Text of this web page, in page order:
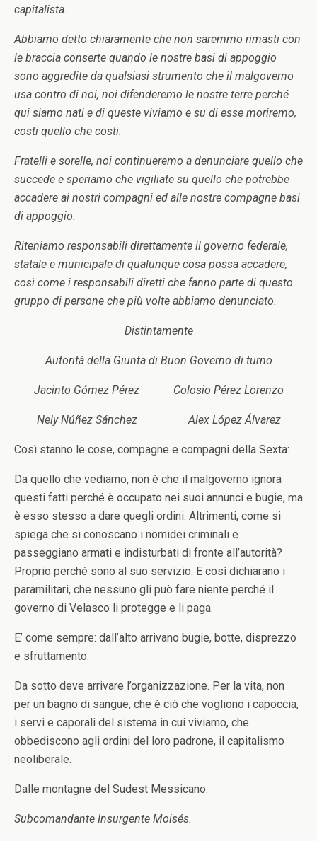
capitalista.
Abbiamo detto chiaramente che non saremmo rimasti con
le braccia conserte quando le nostre basi di appoggio
sono aggredite da qualsiasi strumento che il malgoverno
usa contro di noi, noi difenderemo le nostre terre perché
qui siamo nati e di queste viviamo e su di esse moriremo,
costi quello che costi.
Fratelli e sorelle, noi continueremo a denunciare quello che
succede e speriamo che vigiliate su quello che potrebbe
accadere ai nostri compagni ed alle nostre compagne basi
di appoggio.
Riteniamo responsabili direttamente il governo federale,
statale e municipale di qualunque cosa possa accadere,
così come i responsabili diretti che fanno parte di questo
gruppo di persone che più volte abbiamo denunciato.
Distintamente
Autorità della Giunta di Buon Governo di turno
Jacinto Gómez Pérez Colosio Pérez Lorenzo
Nely Núñez Sánchez Alex López Álvarez
Così stanno le cose, compagne e compagni della Sexta:
Da quello che vediamo, non è che il malgoverno ignora
questi fatti perché è occupato nei suoi annunci e bugie, ma
è esso stesso a dare quegli ordini. Altrimenti, come si
spiega che si conoscano i nomidei criminali e
passeggiano armati e indisturbati di fronte all’autorità?
Proprio perché sono al suo servizio. E così dichiarano i
paramilitari, che nessuno gli può fare niente perché il
governo di Velasco li protegge e li paga.
E’ come sempre: dall’alto arrivano bugie, botte, disprezzo
e sfruttamento.
Da sotto deve arrivare l’organizzazione. Per la vita, non
per un bagno di sangue, che è ciò che vogliono i capoccia,
i servi e caporali del sistema in cui viviamo, che
obbediscono agli ordini del loro padrone, il capitalismo
neoliberale.
Dalle montagne del Sudest Messicano.
Subcomandante Insurgente Moisés.